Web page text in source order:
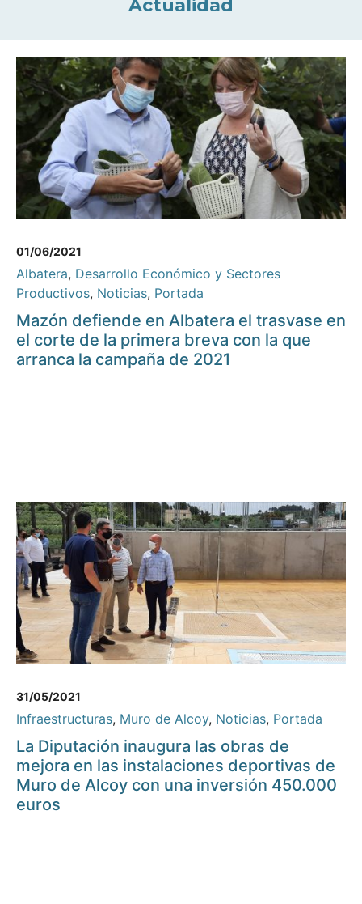
Actualidad
01/06/2021
Albatera, Desarrollo Económico y Sectores
Productivos, Noticias, Portada
Mazón defiende en Albatera el trasvase en
el corte de la primera breva con la que
arranca la campaña de 2021
31/05/2021
Infraestructuras, Muro de Alcoy, Noticias, Portada
La Diputación inaugura las obras de
mejora en las instalaciones deportivas de
Muro de Alcoy con una inversión 450.000
euros